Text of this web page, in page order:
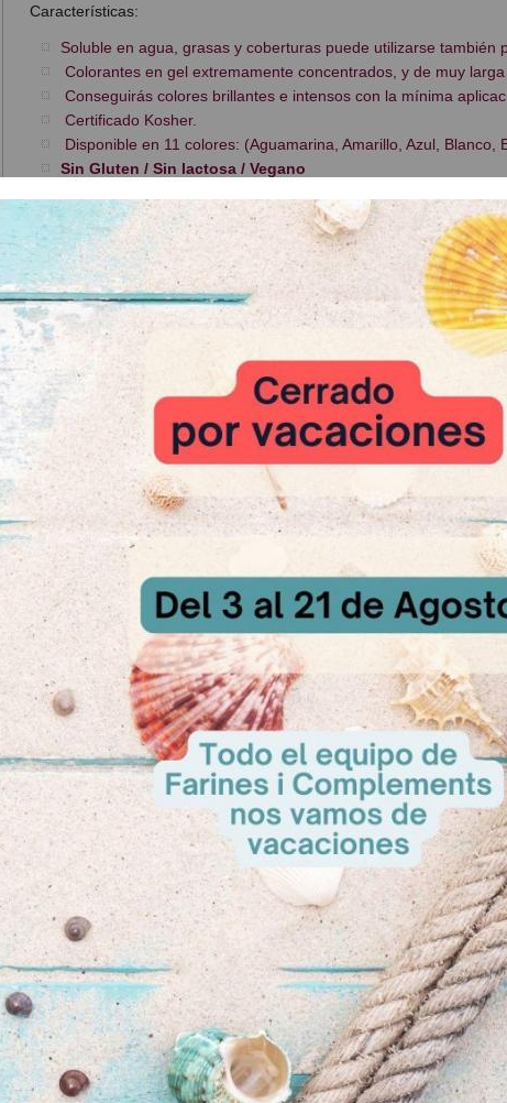
Características:
Soluble en agua, grasas y coberturas puede utilizarse
Colorantes en gel extremamente concentrados, y de muy
Conseguirás colores brillantes e intensos con la mínima
Certificado Kosher.
Disponible en 11 colores: (Aguamarina, Amarillo, Azul,
Sin Gluten / Sin lactosa / Vegano
Presentación: Botella de 118ml
Productos Relacionados
Azúcar glass 10kg
A Consultar
Aromapaste de Frambuesa
A Consultar